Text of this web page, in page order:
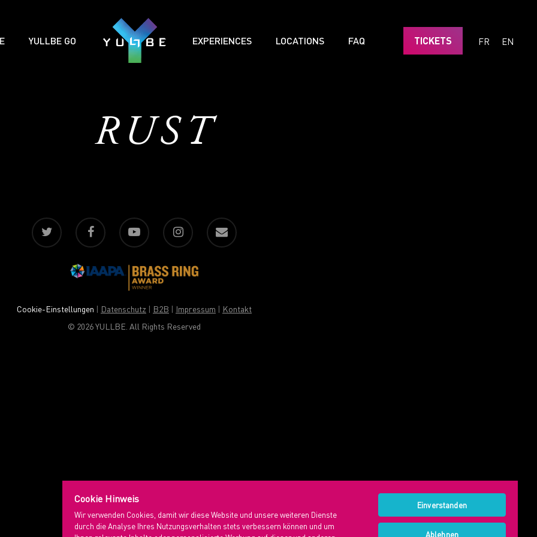
YULLBE GO EXPERIENCES LOCATIONS FAQ TICKETS EN
FR
RUST
Cookie-Einstellungen | Datenschutz | B2B | Impressum | Kontakt
© 2026 YULLBE. All Rights Reserved
Cookie Hinweis
Wir verwenden Cookies, damit wir diese Website und unsere weiteren Dienste
durch die Analyse Ihres Nutzungsverhalten stets verbessern können und um
Einverstanden
Ablehnen